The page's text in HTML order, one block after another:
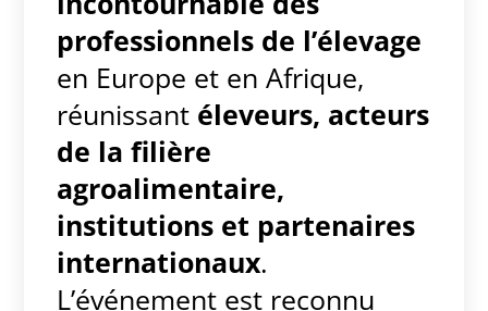
professionnels de l’élevage
en Europe et en Afrique,
réunissant éleveurs, acteurs
de la filière
agroalimentaire,
institutions et partenaires
internationaux.
L’événement est reconnu